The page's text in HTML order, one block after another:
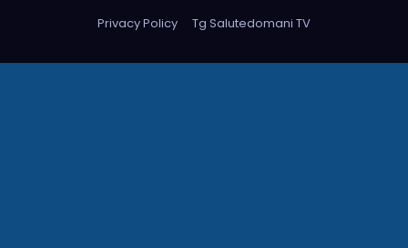
Privacy Policy
Tg Salutedomani TV